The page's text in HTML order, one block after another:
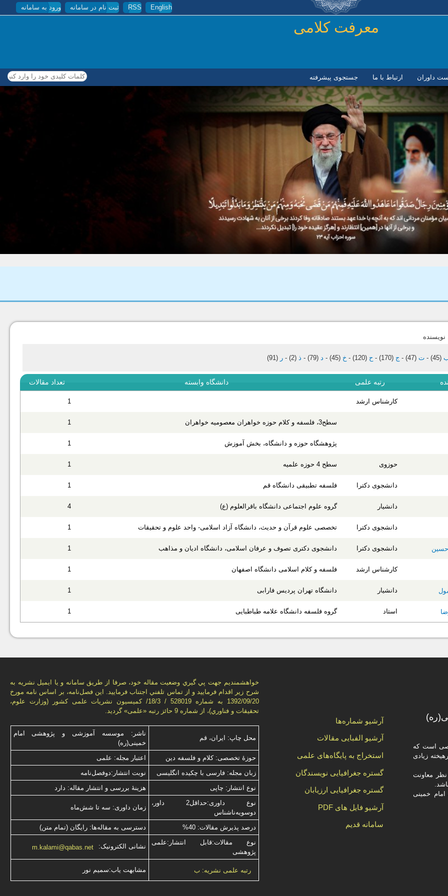
رفتن به محتوای اصلی English
RSS ثبت نام در سامانه ورود به سامانه
معرفت کلامی
داوران ارتباط با ما جستجوی پیشرفته کلمات کلیدی خود را وارد کنید
(45)
- ت(47)
- ج (170)
- ح (120)
- خ (45)
- د(79)
- ذ(2)
- ر (91)
رتبه علمی دانشگاه وابسته تعداد مقالات
کارشناس ارشد 1
سطح3، فلسفه و کلام حوزه خواهران معصومیه خواهران 1
پژوهشگاه حوزه و دانشگاه، بخش آموزش 1
حوزوی سطح 4 حوزه علمیه 1
دانشجوی دکترا فلسفه تطبیقی دانشگاه قم 1
دانشیار گروه علوم اجتماعی دانشگاه باقرالعلوم (ع) 4
دانشجوی دکترا تخصصی علوم قرآن و حدیث، دانشگاه آزاد اسلامی- واحد علوم و تحقیقات 1
دانشجوی دکترا دانشجوی دکتری تصوف و عرفان اسلامی، دانشگاه ادیان و مذاهب 1
کارشناس ارشد فلسفه و کلام اسلامی دانشگاه اصفهان 1
دانشیار دانشگاه تهران پردیس فارابی 1
استاد گروه فلسفه دانشگاه علامه طباطبایی 1
خواهشمنديم جهت پي گيري وضعيت مقاله خود، صرفا از طريق سامانه و يا ايميل نشريه به
شرح زير اقدام فرماييد و از تماس تلفني اجتناب فرماييد. اين فصل‌نامه، بر اساس نامه مورخ
1392/09/20 به شماره 528019 / 18/3/ كميسيون نشريات علمی كشور (وزارت علوم،
تحقيقات و فناوري)، از شماره 9 حائز رتبه «علمی» گرديد.
محل چاپ: ایران، قم
ناشر: موسسه آموزشی و پژوهشی امام
خمینی(ره)
حوزۀ تخصصی: کلام و فلسفه دین
اعتبار مجله: علمی
زبان مجله: فارسی با چكیده انگلیسی
نوبت انتشار:دوفصل‌نامه
نوع انتشار: چاپی
هزینۀ بررسی و انتشار مقاله: دارد
نوع داوری:حداقل2 داور،
دوسویه‌ناشناس
زمان داوری: سه تا شش‌ماه
درصد پذیرش مقالات: 40%
دسترسی به مقاله‌ها: رایگان (تمام متن)
نوع مقالات:قابل انتشار:علمی
پژوهشی
نشانی الکترونیک: m.kalami@qabas.net
رتبه علمی نشریه: ب مشابهت ياب:سميم نور
آرشیو شماره‌ها
آرشیو الفبایی مقالات
استخراج به پایگاه‌های علمی
گستره جغرافیایی نویسندگان
گستره جغرافیایی ارزیابان
آرشیو فایل های PDF
سامانه قدیم
است که
زیادی
معاونت
خمینی